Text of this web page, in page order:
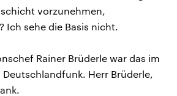
vorzunehmen,
Ich sehe die Basis nicht.
Rainer Brüderle war das im
Herr Brüderle,